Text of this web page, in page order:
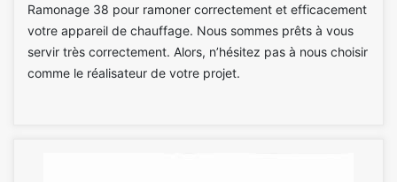
Ramonage 38 pour ramoner correctement et efficacement
votre appareil de chauffage. Nous sommes prêts à vous
servir très correctement. Alors, n’hésitez pas à nous choisir
comme le réalisateur de votre projet.